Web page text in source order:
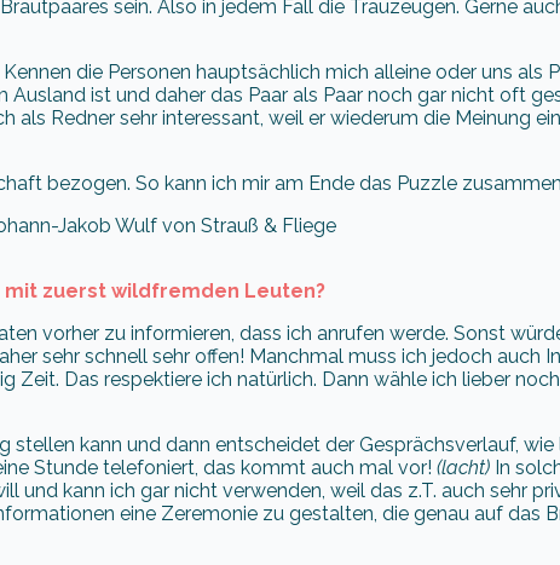
sein. Also in jedem Fall die Trauzeugen. Gerne
die Personen hauptsächlich mich alleine oder uns als
Ausland ist und daher das Paar als Paar noch gar nicht oft
als Redner sehr interessant, weil er wiederum die Meinung
bezogen. So kann ich mir am Ende das Puzzle
zuerst wildfremden Leuten?
vorher zu informieren, dass ich anrufen werde. Sonst
sehr schnell sehr offen! Manchmal muss ich jedoch auch
Zeit. Das respektiere ich natürlich. Dann wähle ich lieber
stellen kann und dann entscheidet der Gesprächsverlauf,
Stunde telefoniert, das kommt auch mal vor! (lacht) In
und kann ich gar nicht verwenden, weil das z.T. auch sehr
eine Zeremonie zu gestalten, die genau auf das